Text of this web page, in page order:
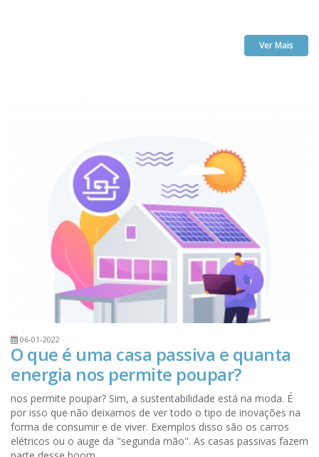
Ver Mais
06-01-2022
O que é uma casa passiva e quanta
energia nos permite poupar?
nos permite poupar? Sim, a sustentabilidade está na moda. É
por isso que não deixamos de ver todo o tipo de inovações na
forma de consumir e de viver. Exemplos disso são os carros
elétricos ou o auge da "segunda mão". As casas passivas fazem